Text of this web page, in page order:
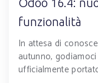
funzionalità
In attesa di
autunno,
ufficialmente